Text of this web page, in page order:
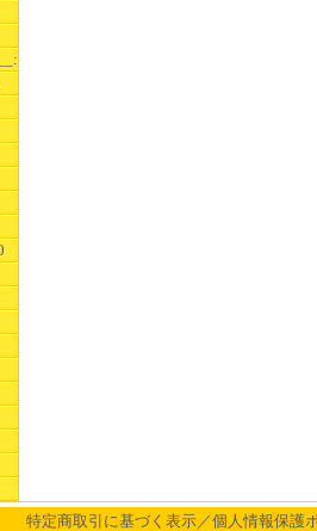
特定商取引に基づく表示／個人情報保護